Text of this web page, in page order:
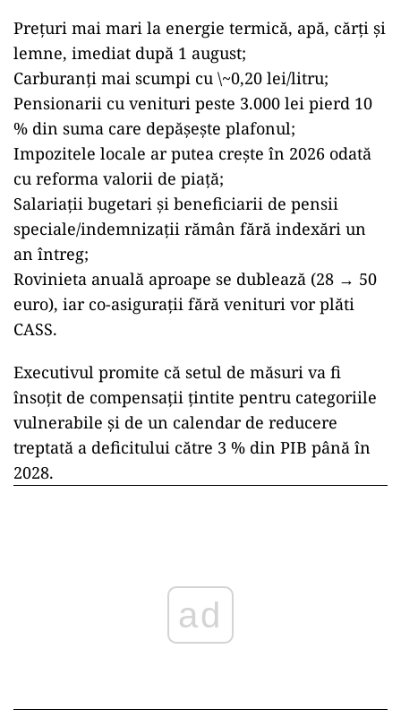
Preţuri mai mari la energie termică, apă, cărţi şi
lemne, imediat după 1 august;
Carburanţi mai scumpi cu \~0,20 lei/litru;
Pensionarii cu venituri peste 3.000 lei pierd 10
% din suma care depăşeşte plafonul;
Impozitele locale ar putea creşte în 2026 odată
cu reforma valorii de piaţă;
Salariaţii bugetari şi beneficiarii de pensii
speciale/indemnizaţii rămân fără indexări un
an întreg;
Rovinieta anuală aproape se dublează (28 → 50
euro), iar co-asiguraţii fără venituri vor plăti
CASS.
Executivul promite că setul de măsuri va fi
însoţit de compensaţii ţintite pentru categoriile
vulnerabile şi de un calendar de reducere
treptată a deficitului către 3 % din PIB până în
2028.
ad